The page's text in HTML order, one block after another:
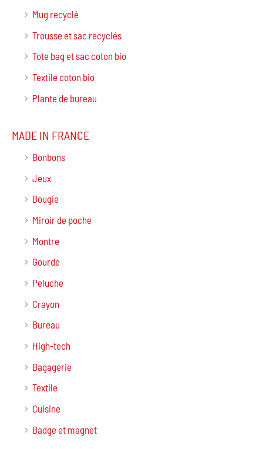
Mug recyclé
Trousse et sac recyclés
Tote bag et sac coton bio
Textile coton bio
Plante de bureau
MADE IN FRANCE
Bonbons
Jeux
Bougie
Miroir de poche
Montre
Gourde
Peluche
Crayon
Bureau
High-tech
Bagagerie
Textile
Cuisine
Badge et magnet